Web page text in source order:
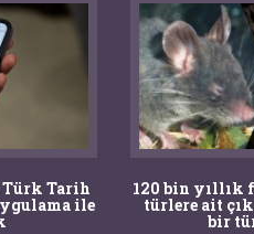
Tarih
ile
120 bin yıllık
türlere ait
bir